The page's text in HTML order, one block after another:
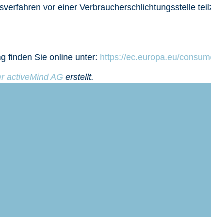
vor einer Verbraucherschlichtungsstelle
finden Sie online unter: https://ec.europa.eu/
activeMind AG erstellt.